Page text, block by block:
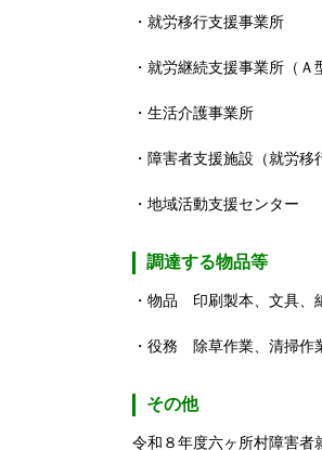
・就労移行支援事業所
・就労継続支援事業所（Ａ
・生活介護事業所
・障害者支援施設（就労
・地域活動支援センター
調達する物品等
・物品 印刷製本、文具、
・役務 除草作業、清掃作
その他
令和８年度六ヶ所村障害者